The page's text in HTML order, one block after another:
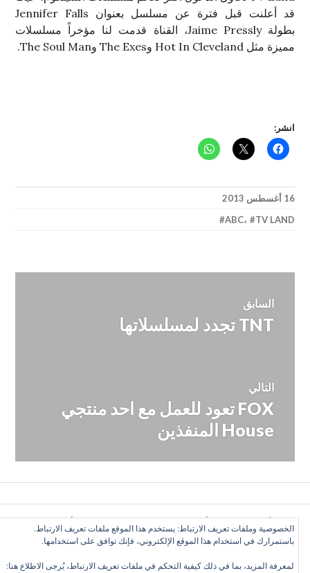
قد أعلنت قبل فترة عن مسلسل بعنوان Jennifer Falls
بطولة Jaime Pressly، القناة قدمت لنا مؤخراً مسلسلات
مميزة مثل Hot In Cleveland وThe Exes وThe Soul Man.
انشر:
16 أغسطس 2013
ABC، TV LAND
تصفّح
المقالات
السابق
المقالة
TNT تجدد لمسلسلاتها
التالي
المقالة
FOX تعود للعمل مع احد منتجي
House المنفذين
الخصوصية وملفات تعريف الارتباط: يستخدم هذا الموقع ملفات تعريف الارتباط.
باستمرارك في استخدام هذا الموقع الإلكتروني، فإنك توافق على استخدامها.
لمعرفة المزيد، بما في ذلك كيفية التحكم في ملفات تعريف الارتباط، يُرجى الاطلاع هنا:
كل الأراء تعبّر عن رأي الكاتب وحده, ولا تعبر عن رأي الموقع